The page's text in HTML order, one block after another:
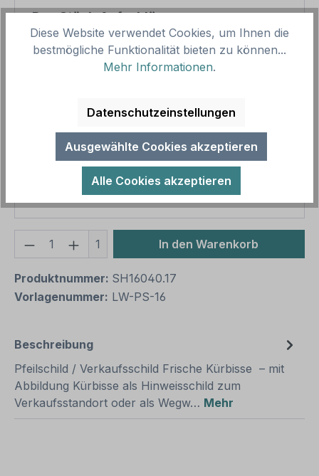
Pro-Stück-Aufschläge
Produktpreis
21,18 €
Zwischensumme
Zusammenfassung
Gesamtpreis
21,18 €
Preise inkl. MwSt. zzgl. Versandkosten
Aufgrund von Neuberechnungen im Warenkorb sind
abweichende Endpreise möglich.
Produkt Anzahl: Gib den
1 In den Warenkorb
Produktnummer: SH16040.17
Vorlagenummer: LW-PS-16
Beschreibung
Pfeilschild / Verkaufsschild Frische Kürbisse – mit
Abbildung Kürbisse als Hinweisschild zum
Verkaufsstandort oder als Wegw… Mehr
Diese Website verwendet Cookies, um Ihnen die
bestmögliche Funktionalität bieten zu können...
Mehr Informationen.
Datenschutzeinstellungen
Ausgewählte Cookies akzeptieren
Alle Cookies akzeptieren